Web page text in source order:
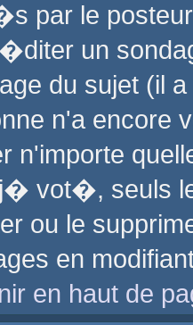
par le posteur
un
du sujet (il
n'a encore
n'importe
vot�, seuls
ou le
en
en haut de